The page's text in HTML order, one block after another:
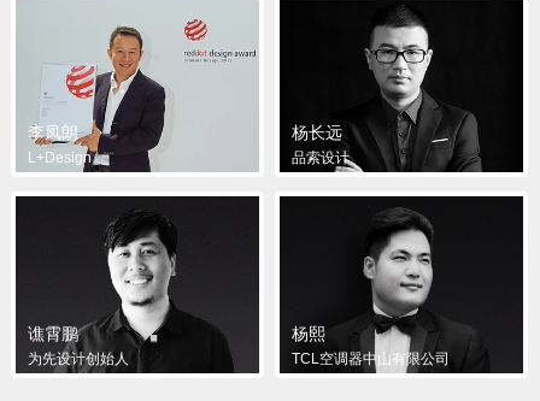
李凤朗
L+Design
杨长远
品索设计
谯霄鹏
为先设计创始人
杨熙
TCL空调器中山有限公司